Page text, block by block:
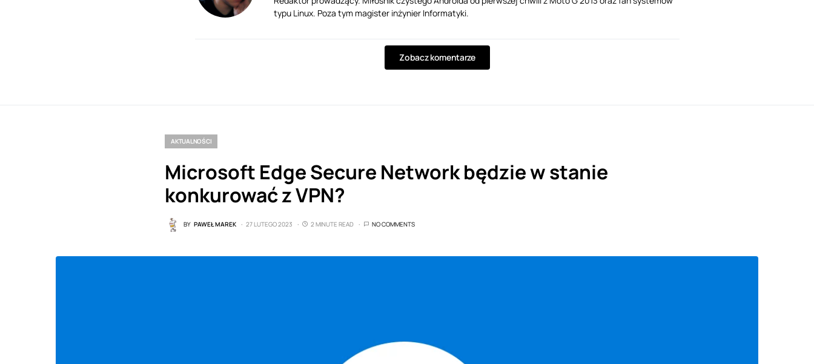
typu Linux. Poza tym magister inżynier Informatyki.
Zobacz komentarze
AKTUALNOŚCI
Microsoft Edge Secure Network będzie w stanie
konkurować z VPN?
BY PAWEŁ MAREK 27 LUTEGO 2023 2 MINUTE READ NO COMMENTS